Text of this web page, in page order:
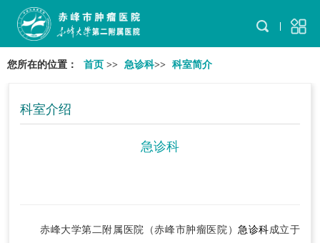
您所在的位置： 首页 >> 急诊科>> 科室简介
科室介绍
急诊科
赤峰大学第二附属医院（赤峰市肿瘤医院）急诊科成立于